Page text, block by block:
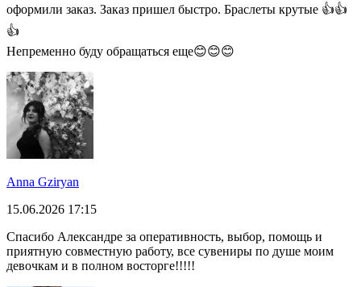
оформили заказ. Заказ пришел быстро. Браслеты крутые 👍👍
👍
Непременно буду обращаться еще😊😊😊
Anna Gziryan
15.06.2026 17:15
Спасибо Александре за оперативность, выбор, помощь и
приятную совместную работу, все сувениры по душе моим
девочкам и в полном восторге!!!!!